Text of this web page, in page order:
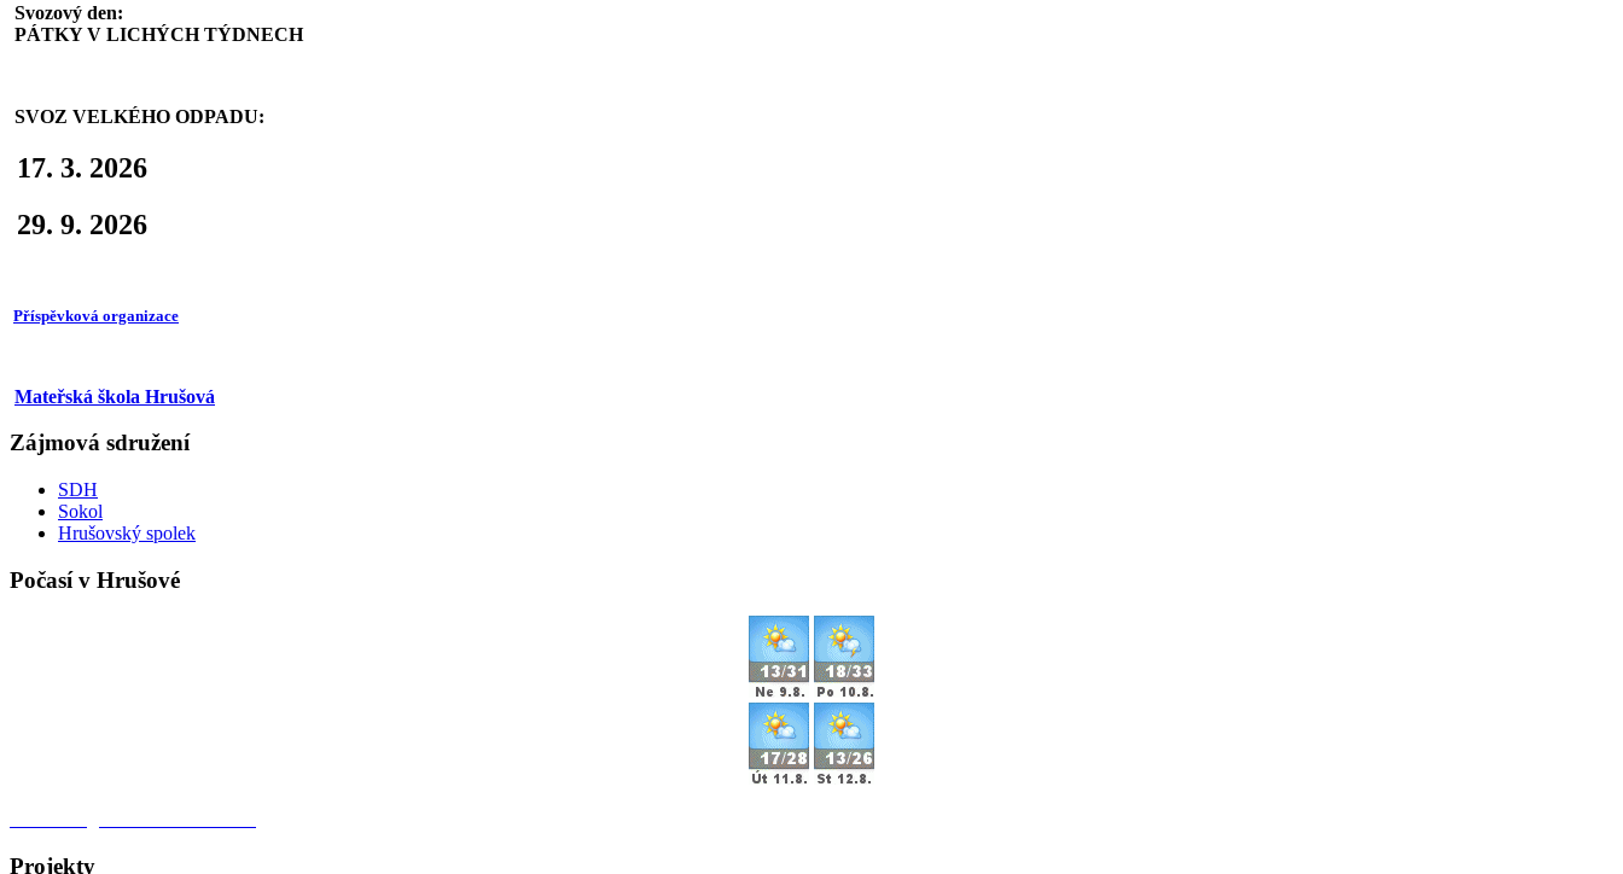
Svozový den:
PÁTKY V LICHÝCH TÝDNECH
SVOZ VELKÉHO ODPADU:
17. 3. 2026
29. 9. 2026
Příspěvková organizace
Mateřská škola Hrušová
Zájmová sdružení
SDH
Sokol
Hrušovský spolek
Počasí v Hrušové
Projekty